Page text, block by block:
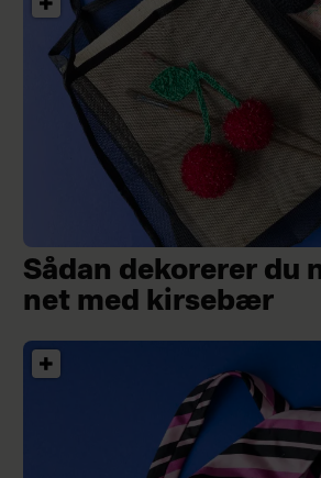
Sådan dekorerer du
net med kirsebær